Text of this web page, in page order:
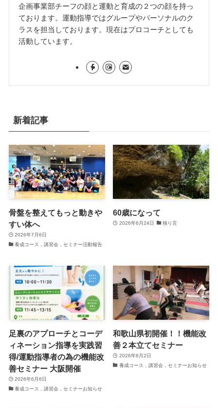
企画事業部チーフの顔と運動と育成の２つの顔を持っ
ております。運動指導ではグループやパーソナルのク
ラスを担当しております。現在はプロコーチとしても
活動しています。
新着記事
骨盤を整えてもっと動きや
すい体へ
2026年7月6日
養成コース，講習会，セミナー活動報告
60歳になって
2026年6月24日 独り言
足裏のアプローチとコーデ
ィネーション指導を実践習
得/運動指導者の為の機能改
善セミナー 大阪開催
2026年6月6日
養成コース，講習会，セミナーお知らせ
和歌山県初開催！！機能改
善２本立てセミナー
2026年6月2日
養成コース，講習会，セミナーお知らせ